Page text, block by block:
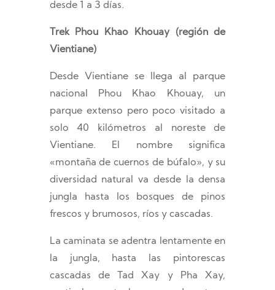
desde 1 a 3 días.
Trek Phou Khao Khouay (región de
Vientiane)
Desde Vientiane se llega al parque
nacional Phou Khao Khouay, un
parque extenso pero poco visitado a
solo 40 kilómetros al noreste de
Vientiane. El nombre significa
«montaña de cuernos de búfalo», y su
diversidad natural va desde la densa
jungla hasta los bosques de pinos
frescos y brumosos, ríos y cascadas.
La caminata se adentra lentamente en
la jungla, hasta las pintorescas
cascadas de Tad Xay y Pha Xay,